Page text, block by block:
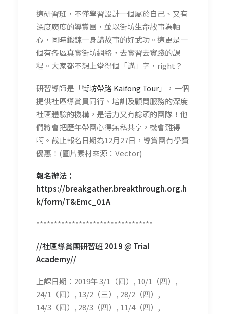
這研習班，不僅學習設計一個屬於自己、又有
深度廣度的導賞團，並以街坊生命故事為軸
心，同時鍛鍊一身講故事的好武功。這更是一
個有各區真實街坊網絡，去實習去實踐的課
程。大家都不想上堂得個「講」字，right？
研習導師是「街坊帶路 Kaifong Tour」，一個
提供社區導賞員同行、培訓及顧問服務的深度
社區體驗的機構，是活力又有諗頭的團隊！他
們將會把歷年帶團心得無私共享，機會難得
啊。截止報名日期為12月27日，導賞團有學費
優惠！(圖片素材來源：Vector)
報名辦法：
https://breakgather.breakthrough.org.h
k/form/T&Emc_01A
*********************************
//社區導賞團研習班 2019 @ Trial
Academy//
上課日期：2019年 3/1（四）, 10/1（四）,
24/1（四）, 13/2（三）, 28/2（四）,
14/3（四）, 28/3（四）, 11/4（四）,